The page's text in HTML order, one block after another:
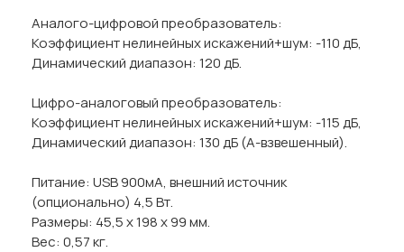
Аналого-цифровой преобразователь:
Коэффициент нелинейных искажений+шум: -110 дБ,
Динамический диапазон: 120 дБ.
Цифро-аналоговый преобразователь:
Коэффициент нелинейных искажений+шум: -115 дБ,
Динамический диапазон: 130 дБ (А-взвешенный).
Питание: USB 900мА, внешний источник
(опционально) 4,5 Вт.
Размеры: 45,5 х 198 х 99 мм.
Вес: 0,57 кг.